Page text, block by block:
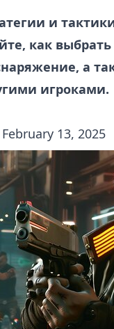
и
как
а
игроками.
February 13, 2025